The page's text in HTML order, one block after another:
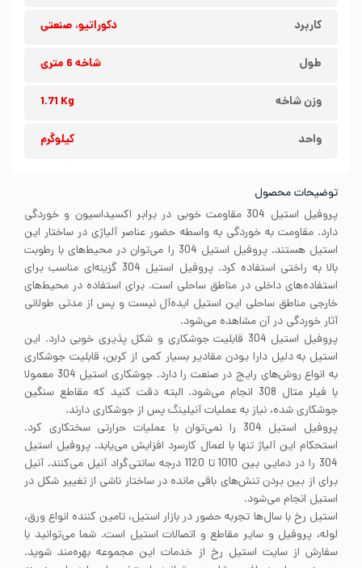
کاربرد دکوراتیو، صنعتی
طول شاخه 6 متری
وزن شاخه 1.71 Kg
واحد کیلوگرم
توضیحات محصول
پروفیل استیل 304 مقاومت خوبی در برابر اکسیداسیون و خوردگی
دارد. مقاومت به خوردگی به واسطه حضور عناصر آلیاژی در ساختار این
استیل هستند. پروفیل استیل 304 را می‌توان در محیط‌های با رطوبت
بالا به راختی استفاده کرد. پروفیل استیل 304 گزینه‌ای مناسب برای
استفاده‌های داخلی در مناطق ساحلی است. برای استفاده در محیط‌های
خارجی مناطق ساحلی این استیل ایده‌آل نیست و پس از مدتی طولانی
آثار خوردگی در آن مشاهده می‌شود.
پروفیل استیل 304 قابلیت جوشکاری و شکل پذیری خوبی دارد. این
استیل به دلیل دارا بودن مقادیر بسیار کمی از کربن، قابلیت جوشکاری
به انواع روش‌های رایج در صنعت را دارد. جوشکاری استیل 304 معمولا
با فیلر متال 308 انجام می‌شود. البته دقت کنید که مقاطع سنگین
جوشکاری شده، نیاز به عملیات آنیلینگ پس از جوشکاری دارند.
پروفیل استیل 304 را نمی‌توان با عملیات حرارتی سختکاری کرد.
استحکام این آلیاژ تنها با اعمال کارسرد افزایش می‌یابد. پروفیل استیل
304 را در دمایی بین 1010 تا 1120 درجه سانتی‌گراد آنیل می‌کنند. آنیل
برای از بین بردن تنش‌های باقی مانده در ساختار ناشی از تغییر شکل در
استیل انجام می‌شود.
استیل رخ با سال‌ها تجربه حضور در بازار استیل، تامین کننده انواع ورق،
لوله، پروفیل و سایر مقاطع و اتصالات استیل است. شما می‌توانید با
سفارش از سایت استیل رخ از خدمات این مجموعه بهره‌مند شوید.